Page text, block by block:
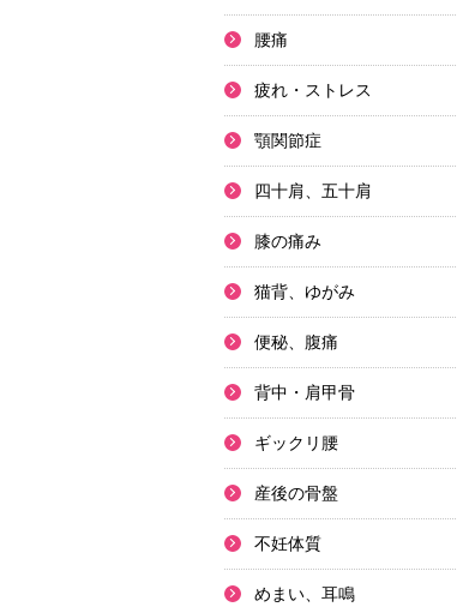
腰痛
疲れ・ストレス
顎関節症
四十肩、五十肩
膝の痛み
猫背、ゆがみ
便秘、腹痛
背中・肩甲骨
ギックリ腰
産後の骨盤
不妊体質
めまい、耳鳴